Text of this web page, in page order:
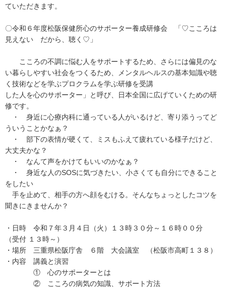
ていただきます。
〇令和６年度松阪保健所心のサポーター養成研修会 「♡こころは
見えない だから、聴く♡」
こころの不調に悩む人をサポートするため、さらには偏見のな
い暮らしやすい社会をつくるため、メンタルヘルスの基本知識や聴
く技術などを学ぶプロクラムを学ぶ研修を受講
した人を心のサポーター」と呼び、日本全国に広げていくための研
修です。
・ 身近に心療内科に通っている人がいるけど、寄り添うってど
ういうことかなぁ？
・ 部下の表情が硬くて、ミスもふえて疲れている様子だけど、
大丈夫かな？
・ なんて声をかけてもいいのかなぁ？
・ 身近な人のSOSに気づきたい、小さくても自分にできること
をしたい
手を止めて、相手の方へ顔をむける。そんなちょっとしたコツを
聞きにきませんか？
・日時 令和７年３月４日（火）１３時３０分～１６時００分
（受付 １３時～）
・場所 三重県松阪庁舎 ６階 大会議室 （松阪市高町１３８）
・内容 講義と演習
① 心のサポーターとは
② こころの病気の知識、サポート方法